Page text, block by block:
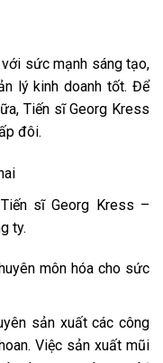
sức mạnh sáng tạo,
lý kinh doanh tốt. Để
Tiến sĩ Georg Kress
đôi.
sĩ Georg Kress –
ty.
môn hóa cho sức
sản xuất các công
Việc sản xuất mũi